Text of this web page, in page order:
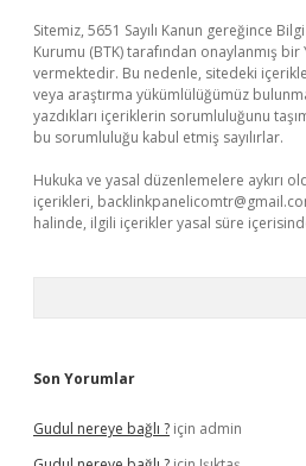
Sitemiz, 5651 Sayılı Kanun gereğince
Kurumu (BTK) tarafından onaylanmış bir
vermektedir. Bu nedenle, sitedeki
veya araştırma yükümlülüğümüz
yazdıkları içeriklerin sorumluluğunu
bu sorumluluğu kabul etmiş sayılırlar.
Hukuka ve yasal düzenlemelere aykırı
içerikleri,
halinde, ilgili içerikler yasal süre
Son Yorumlar
Gudul nereye bağlı ? için admin